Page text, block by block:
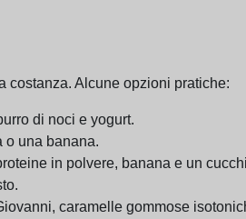
costanza. Alcune opzioni pratiche:
di noci e yogurt.
o una banana.
in polvere, banana e un
caramelle gommose